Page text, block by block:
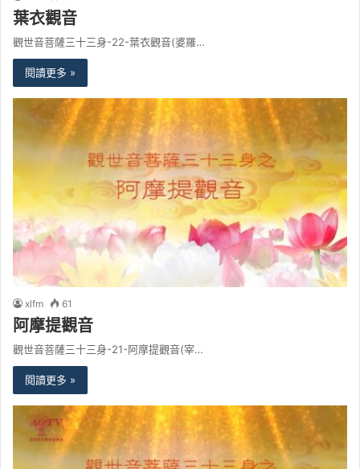
葉衣觀音
觀世音菩薩三十三身-22-葉衣觀音(婆羅…
閱讀更多 »
xlfm 61
阿摩提觀音
觀世音菩薩三十三身-21-阿摩提觀音(宰…
閱讀更多 »